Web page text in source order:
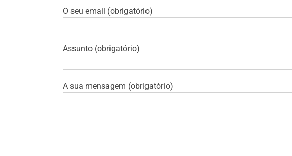
O seu email (obrigatório)
Assunto (obrigatório)
A sua mensagem (obrigatório)